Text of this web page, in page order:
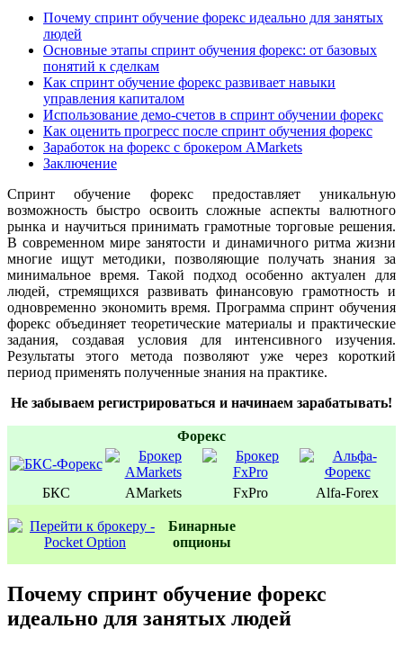
Почему спринт обучение форекс идеально для занятых
людей
Основные этапы спринт обучения форекс: от базовых
понятий к сделкам
Как спринт обучение форекс развивает навыки
управления капиталом
Использование демо-счетов в спринт обучении форекс
Как оценить прогресс после спринт обучения форекс
Заработок на форекс с брокером AMarkets
Заключение
Спринт обучение форекс предоставляет уникальную
возможность быстро освоить сложные аспекты валютного
рынка и научиться принимать грамотные торговые решения.
В современном мире занятости и динамичного ритма жизни
многие ищут методики, позволяющие получать знания за
минимальное время. Такой подход особенно актуален для
людей, стремящихся развивать финансовую грамотность и
одновременно экономить время. Программа спринт обучения
форекс объединяет теоретические материалы и практические
задания, создавая условия для интенсивного изучения.
Результаты этого метода позволяют уже через короткий
период применять полученные знания на практике.
Не забываем регистрироваться и начинаем зарабатывать!
Форекс
БКС AMarkets FxPro Alfa-Forex
Бинаpные
oпционы
Почему спринт обучение форекс
идеально для занятых людей